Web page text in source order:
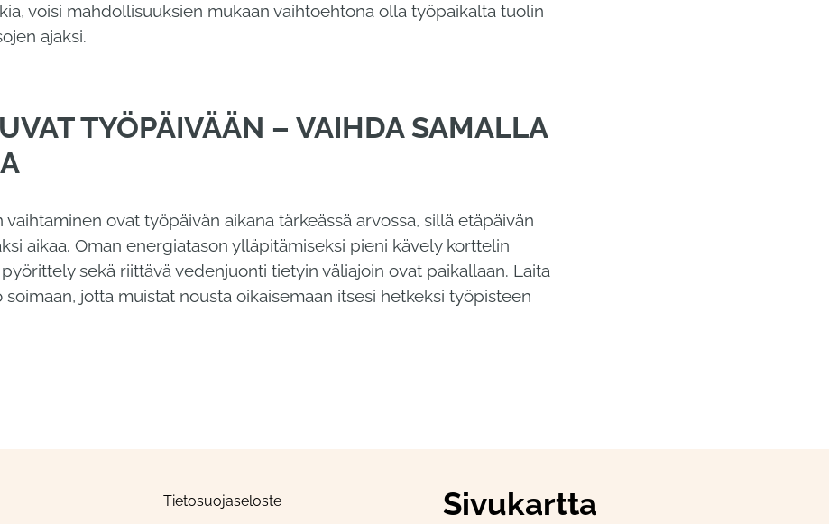
voisi mahdollisuuksien mukaan vaihtoehtona olla työpaikalta tuolin
ajaksi.
TYÖPÄIVÄÄN – VAIHDA SAMALLA
ovat työpäivän aikana tärkeässä arvossa, sillä etäpäivän
aikaa. Oman energiatason ylläpitämiseksi pieni kävely korttelin
sekä riittävä vedenjuonti tietyin väliajoin ovat paikallaan. Laita
jotta muistat nousta oikaisemaan itsesi hetkeksi työpisteen
Tietosuojaseloste Sivukartta